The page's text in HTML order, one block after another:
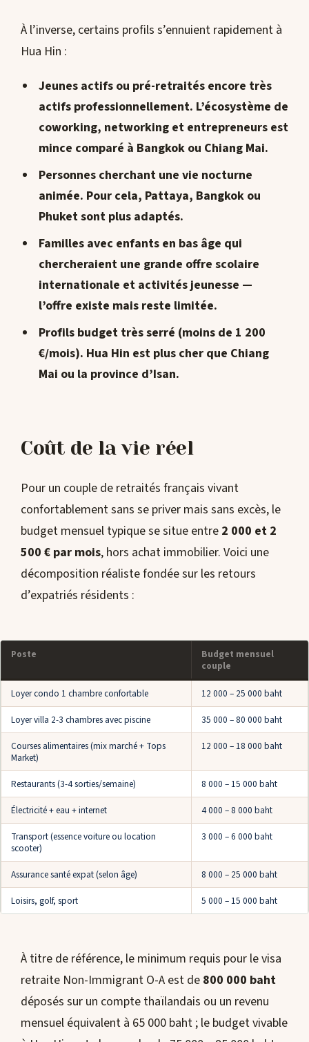
À l’inverse, certains profils s’ennuient rapidement à
Hua Hin :
Jeunes actifs ou pré-retraités encore très
actifs professionnellement. L’écosystème de
coworking, networking et entrepreneurs est
mince comparé à Bangkok ou Chiang Mai.
Personnes cherchant une vie nocturne
animée. Pour cela, Pattaya, Bangkok ou
Phuket sont plus adaptés.
Familles avec enfants en bas âge qui
chercheraient une grande offre scolaire
internationale et activités jeunesse —
l’offre existe mais reste limitée.
Profils budget très serré (moins de 1 200
€/mois). Hua Hin est plus cher que Chiang
Mai ou la province d’Isan.
Coût de la vie réel
Pour un couple de retraités français vivant
confortablement sans se priver mais sans excès, le
budget mensuel typique se situe entre 2 000 et 2
500 € par mois, hors achat immobilier. Voici une
décomposition réaliste fondée sur les retours
d’expatriés résidents :
Poste
Budget mensuel
couple
Loyer condo 1 chambre confortable
12 000 – 25 000 baht
Loyer villa 2-3 chambres avec piscine
35 000 – 80 000 baht
Courses alimentaires (mix marché + Tops
Market)
12 000 – 18 000 baht
Restaurants (3-4 sorties/semaine)
8 000 – 15 000 baht
Électricité + eau + internet
4 000 – 8 000 baht
Transport (essence voiture ou location
scooter)
3 000 – 6 000 baht
Assurance santé expat (selon âge)
8 000 – 25 000 baht
Loisirs, golf, sport
5 000 – 15 000 baht
À titre de référence, le minimum requis pour le visa
retraite Non-Immigrant O-A est de 800 000 baht
déposés sur un compte thaïlandais ou un revenu
mensuel équivalent à 65 000 baht ; le budget vivable